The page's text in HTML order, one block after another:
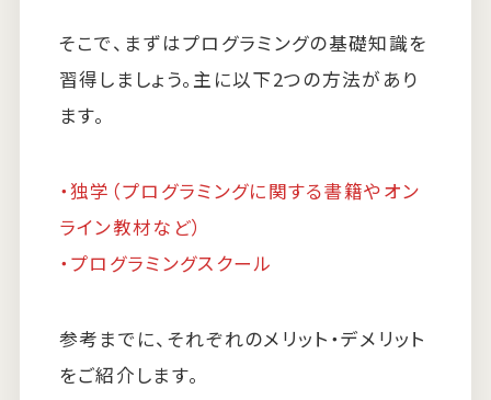
そこで、まずはプログラミングの基礎知識を
習得しましょう。主に以下2つの方法があり
ます。
・独学（プログラミングに関する書籍やオン
ライン教材など）
・プログラミングスクール
参考までに、それぞれのメリット・デメリット
をご紹介します。